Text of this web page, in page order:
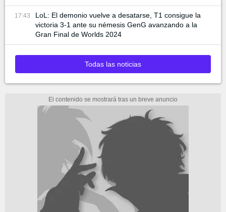
17:43
LoL: El demonio vuelve a desatarse, T1 consigue la
victoria 3-1 ante su némesis GenG avanzando a la
Gran Final de Worlds 2024
Todas las noticias